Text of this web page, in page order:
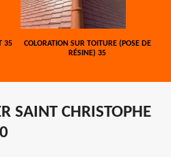
35
COLORATION SUR TOITURE (POSE DE
RÉSINE) 35
SAINT CHRISTOPHE